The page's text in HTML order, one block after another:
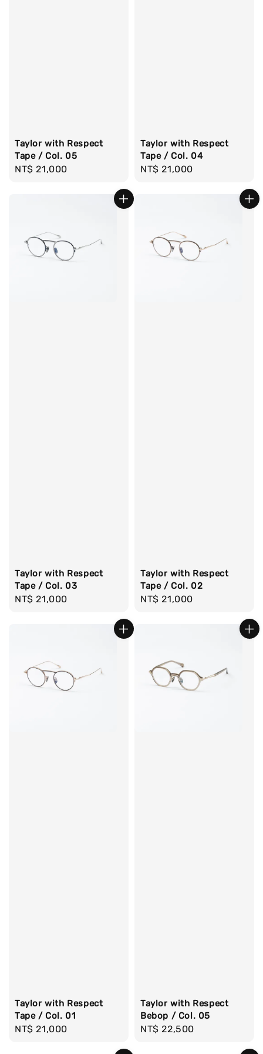
Taylor with Respect
Tape / Col. 05
Regular
NT$ 21,000
Taylor with Respect
Tape / Col. 04
Regular
NT$ 21,000
Taylor with Respect
Tape / Col. 03
Regular
NT$ 21,000
Taylor with Respect
Tape / Col. 02
Regular
NT$ 21,000
Taylor with Respect
Tape / Col. 01
Regular
NT$ 21,000
Taylor with Respect
Bebop / Col. 05
Regular
NT$ 22,500